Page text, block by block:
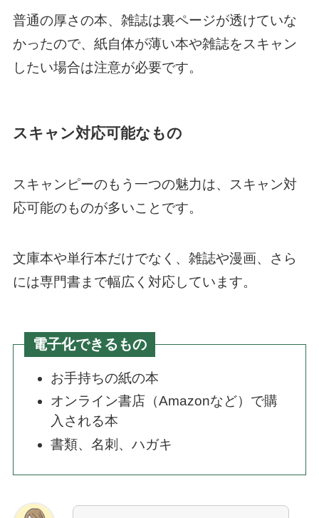
普通の厚さの本、雑誌は裏ページが透けていな
かったので、紙自体が薄い本や雑誌をスキャン
したい場合は注意が必要です。
スキャン対応可能なもの
スキャンピーのもう一つの魅力は、スキャン対
応可能のものが多いことです。
文庫本や単行本だけでなく、雑誌や漫画、さら
には専門書まで幅広く対応しています。
電子化できるもの
お手持ちの紙の本
オンライン書店（Amazonなど）で購
入される本
書類、名刺、ハガキ